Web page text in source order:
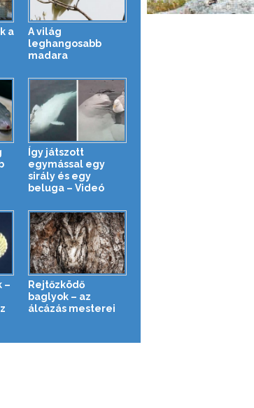
a
A világ
leghangosabb
madara
Így játszott
egymással egy
sirály és egy
beluga – Videó
–
Rejtőzködő
baglyok – az
álcázás mesterei